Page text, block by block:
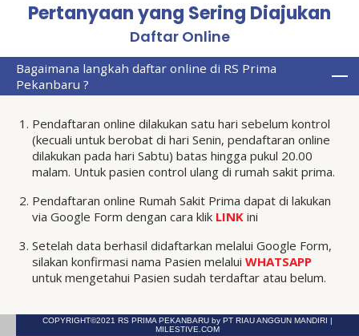
Pertanyaan yang Sering Diajukan
Daftar Online
Bagaimana langkah daftar online di RS Prima
Pekanbaru ?
Pendaftaran online dilakukan satu hari sebelum kontrol
(kecuali untuk berobat di hari Senin, pendaftaran online
dilakukan pada hari Sabtu) batas hingga pukul 20.00
malam. Untuk pasien control ulang di rumah sakit prima.
Pendaftaran online Rumah Sakit Prima dapat di lakukan
via Google Form dengan cara klik LINK ini
Setelah data berhasil didaftarkan melalui Google Form,
silakan konfirmasi nama Pasien melalui WHATSAPP
untuk mengetahui Pasien sudah terdaftar atau belum.
COPYRIGHT©2021 RS PRIMA PEKANBARU by PT RIAU ANGGUN MANDIRI |
MILESTIVE.COM